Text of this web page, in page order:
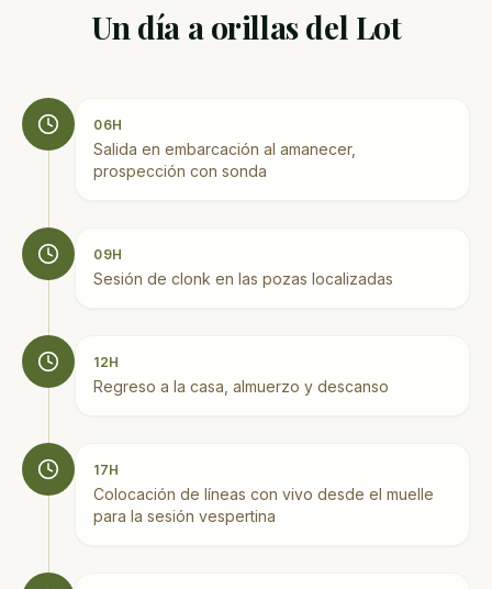
Un día a orillas del Lot
06H
Salida en embarcación al amanecer,
prospección con sonda
09H
Sesión de clonk en las pozas localizadas
12H
Regreso a la casa, almuerzo y descanso
17H
Colocación de líneas con vivo desde el muelle
para la sesión vespertina